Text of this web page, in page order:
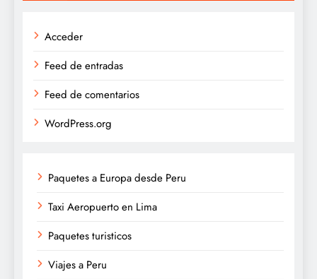
Acceder
Feed de entradas
Feed de comentarios
WordPress.org
Paquetes a Europa desde Peru
Taxi Aeropuerto en Lima
Paquetes turisticos
Viajes a Peru